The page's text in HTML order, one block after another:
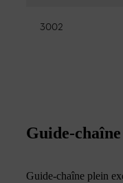
3002
Guide-chaîne
Guide-chaîne plein